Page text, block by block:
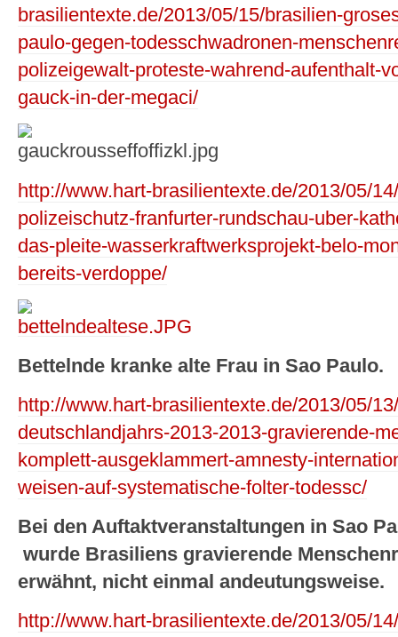
brasilientexte.de/2013/05/15/brasilien-
paulo-gegen-todesschwadronen-
polizeigewalt-proteste-wahrend-aufenthalt-
gauck-in-der-megaci/
http://www.hart-brasilientexte.de/2013/05/
polizeischutz-franfurter-rundschau-uber-
das-pleite-wasserkraftwerksprojekt-belo-
bereits-verdoppe/
Bettelnde kranke alte Frau in Sao Paulo.
http://www.hart-brasilientexte.de/2013/05/
deutschlandjahrs-2013-2013-gravierende-
komplett-ausgeklammert-amnesty-
weisen-auf-systematische-folter-todessc/
Bei den Auftaktveranstaltungen in Sao
wurde Brasiliens gravierende
erwähnt, nicht einmal andeutungsweise.
http://www.hart-brasilientexte.de/2013/05/